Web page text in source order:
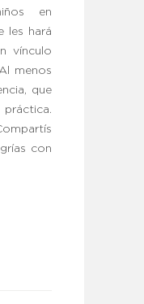
en
les hará
vínculo
menos
que
con